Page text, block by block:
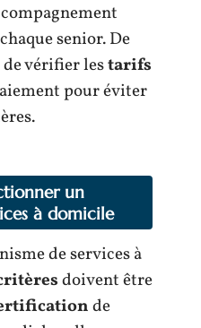
senior. De
vérifier lestarifs
pour éviter
un
à domicile
de services à
doivent être
de